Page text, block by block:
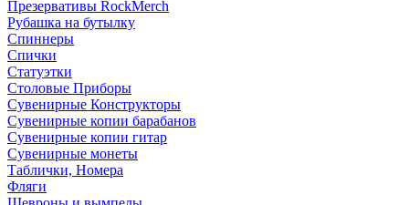
Презервативы RockMerch
Рубашка на бутылку
Спиннеры
Спички
Статуэтки
Столовые Приборы
Сувенирные Конструкторы
Сувенирные копии барабанов
Сувенирные копии гитар
Сувенирные монеты
Таблички, Номера
Фляги